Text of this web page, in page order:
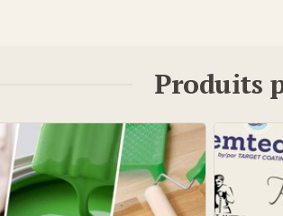
Produits